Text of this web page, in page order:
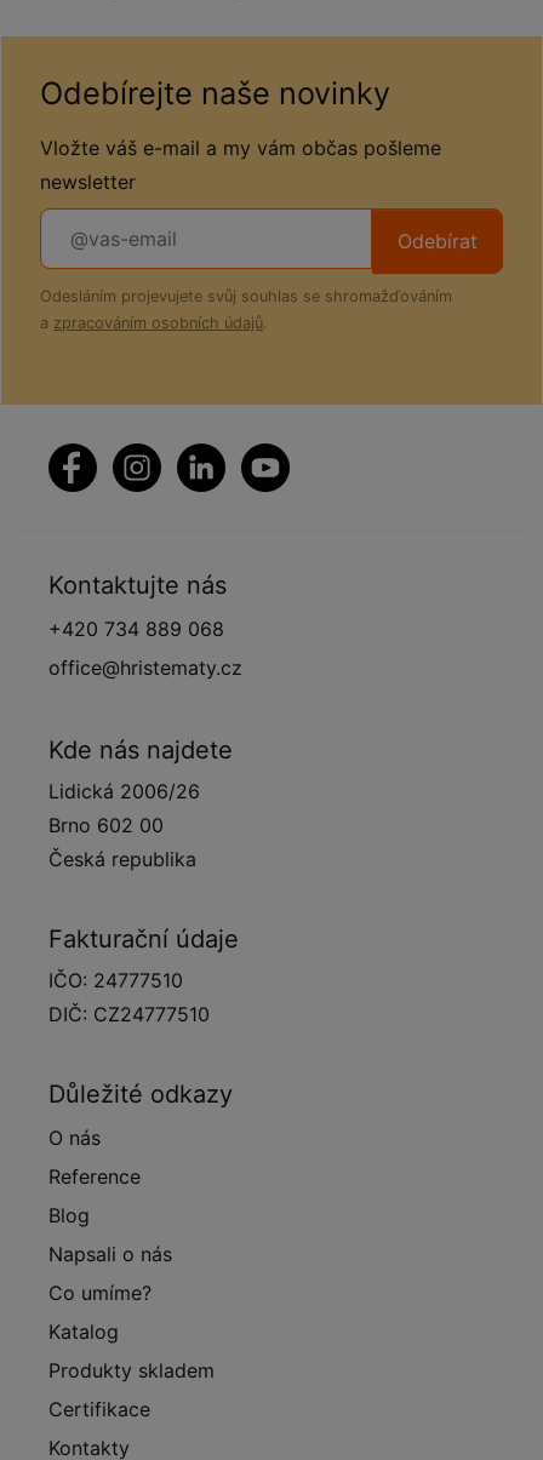
Odebírejte naše novinky
Vložte váš e-mail a my vám občas pošleme
newsletter
Odebírat
Odesláním projevujete svůj souhlas se shromažďováním
a zpracováním osobních údajů.
Kontaktujte nás
+420 734 889 068
office@hristematy.cz
Kde nás najdete
Lidická 2006/26
Brno 602 00
Česká republika
Fakturační údaje
IČO: 24777510
DIČ: CZ24777510
Důležité odkazy
O nás
Reference
Blog
Napsali o nás
Co umíme?
Katalog
Produkty skladem
Certifikace
Kontakty